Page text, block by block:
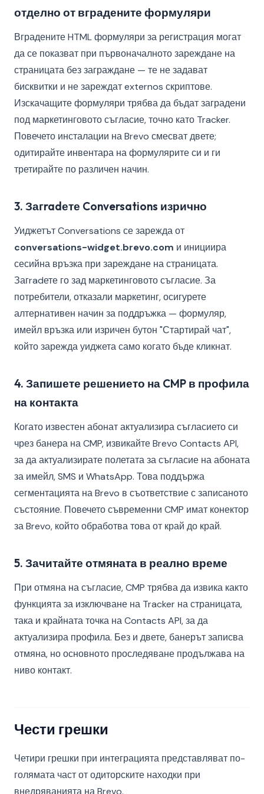
отделно от вградените формуляри
Вградените HTML формуляри за регистрация могат
да се показват при първоначалното зареждане на
страницата без заграждане — те не задават
бисквитки и не зареждат externos скриптове.
Изскачащите формуляри трябва да бъдат заградени
под маркетинговото съгласие, точно като Tracker.
Повечето инсталации на Brevo смесват двете;
одитирайте инвентара на формулярите си и ги
третирайте по различен начин.
3. Загradете Conversations изрично
Уиджетът Conversations се зарежда от
conversations-widget.brevo.com и инициира
сесийна връзка при зареждане на страницата.
Загradете го зад маркетинговото съгласие. За
потребители, отказали маркетинг, осигурете
алтернативен начин за поддръжка — формуляр,
имейл връзка или изричен бутон "Стартирай чат",
който зарежда уиджета само когато бъде кликнат.
4. Запишете решението на CMP в профила
на контакта
Когато известен абонат актуализира съгласието си
чрез банера на CMP, извикайте Brevo Contacts API,
за да актуализирате полетата за съгласие на абоната
за имейл, SMS и WhatsApp. Това поддържа
сегментацията на Brevo в съответствие с записаното
състояние. Повечето съвременни CMP имат конектор
за Brevo, който обработва това от край до край.
5. Зачитайте отмяната в реално време
При отмяна на съгласие, CMP трябва да извика както
функцията за изключване на Tracker на страницата,
така и крайната точка на Contacts API, за да
актуализира профила. Без и двете, банерът записва
отмяна, но основното проследяване продължава на
ниво контакт.
Чести грешки
Четири грешки при интеграцията представляват по-
голямата част от одиторските находки при
внедряванията на Brevo.